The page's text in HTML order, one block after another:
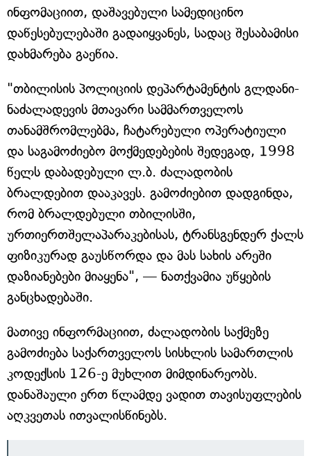
ინფომაციით, დაშავებული სამედიცინო
დაწესებულებაში გადაიყვანეს, სადაც შესაბამისი
დახმარება გაეწია.
"თბილისის პოლიციის დეპარტამენტის გლდანი-
ნაძალადევის მთავარი სამმართველოს
თანამშრომლებმა, ჩატარებული ოპერატიული
და საგამოძიებო მოქმედებების შედეგად, 1998
წელს დაბადებული ლ.ბ. ძალადობის
ბრალდებით დააკავეს. გამოძიებით დადგინდა,
რომ ბრალდებული თბილისში,
ურთიერთშელაპარაკებისას, ტრანსგენდერ ქალს
ფიზიკურად გაუსწორდა და მას სახის არეში
დაზიანებები მიაყენა", — ნათქვამია უწყების
განცხადებაში.
მათივე ინფორმაციით, ძალადობის საქმეზე
გამოძიება საქართველოს სისხლის სამართლის
კოდექსის 126-ე მუხლით მიმდინარეობს.
დანაშაული ერთ წლამდე ვადით თავისუფლების
აღკვეთას ითვალისწინებს.